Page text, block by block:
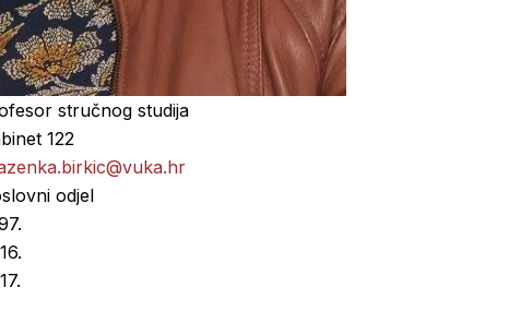
stručnog studija
122
odjel